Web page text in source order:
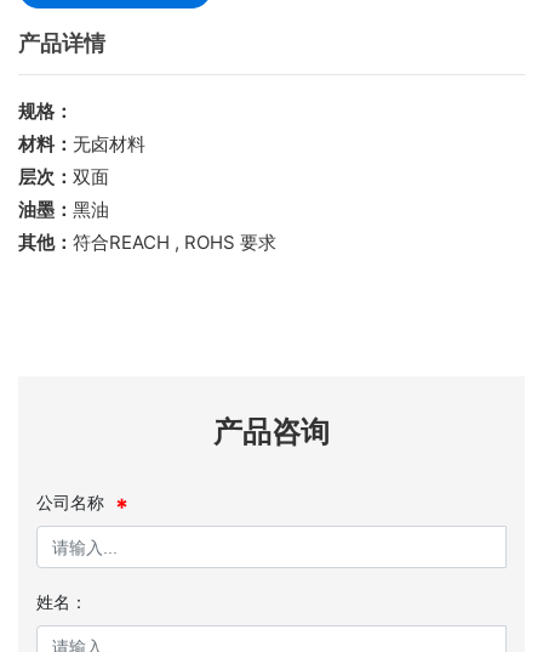
产品详情
规格：
材料： 无卤材料
层次： 双面
油墨： 黑油
其他： 符合REACH , ROHS 要求
产品咨询
公司名称
姓名：